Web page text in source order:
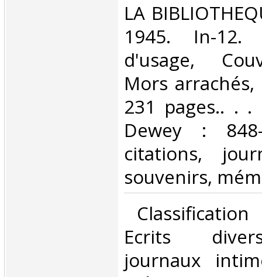
‎LA
1945. In-12.
d'usage,
Mors
231 pages.. . .
Dewey :
citations,
souvenirs,
Ecrits
journaux